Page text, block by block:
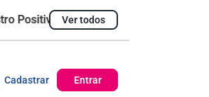
Ticket Médio R$ 1.428,09
Ver todos
Cadastrar Entrar